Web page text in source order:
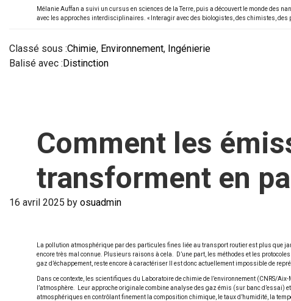
Mélanie Auffan a suivi un cursus en sciences de la Terre, puis a découvert le monde des
avec les approches interdisciplinaires. « Interagir avec des biologistes, des chimistes, des
Classé sous :Chimie, Environnement, Ingénierie
Balisé avec :Distinction
Comment les
transforment en
16 avril 2025 by osuadmin
La pollution atmosphérique par des particules fines liée au transport routier est plus que
encore très mal connue. Plusieurs raisons à cela. D’une part, les méthodes et les
gaz d’échappement, reste encore à caractériser Il est donc actuellement impossible de
Dans ce contexte, les scientifiques du Laboratoire de chimie de l’environnement (CNRS/
l’atmosphère. Leur approche originale combine analyse des gaz émis (sur banc
atmosphériques en contrôlant finement la composition chimique, le taux d’humidité, la